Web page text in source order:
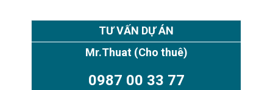
TƯ VẤN DỰ ÁN
Mr.Thuat (Cho thuê)
0987 00 33 77